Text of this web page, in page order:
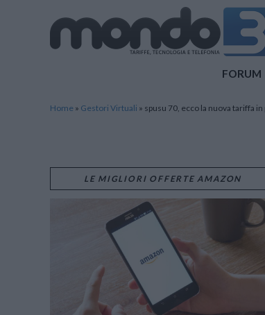
FORUM
Home » Gestori Virtuali » spusu 70, ecco la nuova tariffa
LE MIGLIORI OFFERTE AMAZON